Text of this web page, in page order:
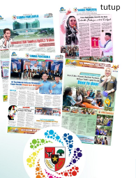
ke
konten
tutup